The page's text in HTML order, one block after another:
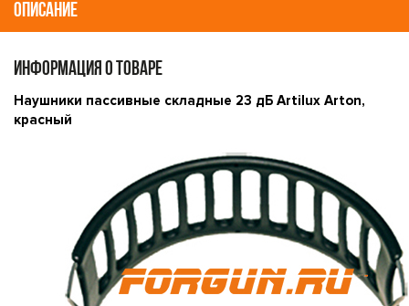
ОПИСАНИЕ
ИНФОРМАЦИЯ О ТОВАРЕ
Наушники пассивные складные 23 дБ Artilux Arton,
красный